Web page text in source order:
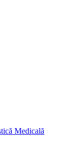
Medicală